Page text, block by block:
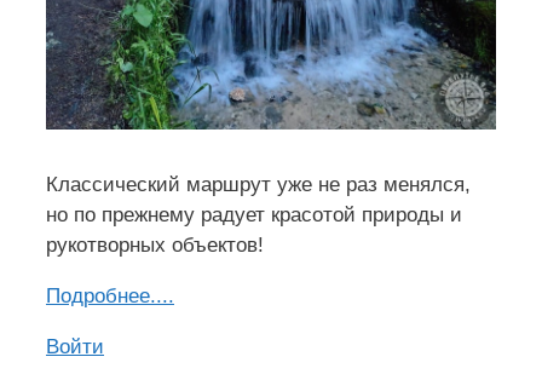
Классический маршрут уже не раз менялся,
но по прежнему радует красотой природы и
рукотворных объектов!
Подробнее....
Войти